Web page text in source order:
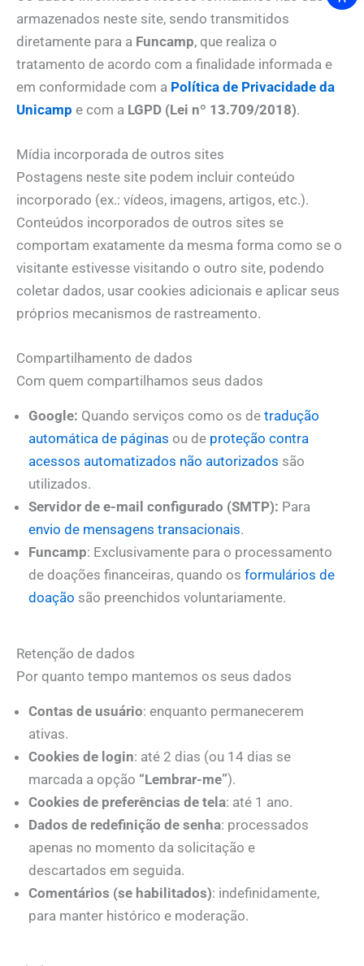
armazenados neste site, sendo transmitidos
diretamente para a Funcamp, que realiza o
tratamento de acordo com a finalidade informada e
em conformidade com a Política de Privacidade da
Unicamp e com a LGPD (Lei nº 13.709/2018).
Mídia incorporada de outros sites
Postagens neste site podem incluir conteúdo
incorporado (ex.: vídeos, imagens, artigos, etc.).
Conteúdos incorporados de outros sites se
comportam exatamente da mesma forma como se o
visitante estivesse visitando o outro site, podendo
coletar dados, usar cookies adicionais e aplicar seus
próprios mecanismos de rastreamento.
Compartilhamento de dados
Com quem compartilhamos seus dados
Google: Quando serviços como os de tradução
automática de páginas ou de proteção contra
acessos automatizados não autorizados são
utilizados.
Servidor de e-mail configurado (SMTP): Para
envio de mensagens transacionais.
Funcamp: Exclusivamente para o processamento
de doações financeiras, quando os formulários de
doação são preenchidos voluntariamente.
Retenção de dados
Por quanto tempo mantemos os seus dados
Contas de usuário: enquanto permanecerem
ativas.
Cookies de login: até 2 dias (ou 14 dias se
marcada a opção “Lembrar-me”).
Cookies de preferências de tela: até 1 ano.
Dados de redefinição de senha: processados
apenas no momento da solicitação e
descartados em seguida.
Comentários (se habilitados): indefinidamente,
para manter histórico e moderação.